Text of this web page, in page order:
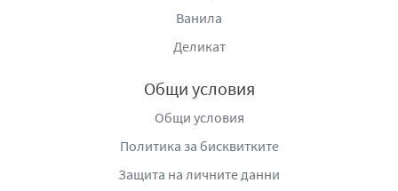
Ванила
Деликат
Общи условия
Общи условия
Политика за бисквитките
Защита на личните данни